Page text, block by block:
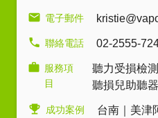
電子郵件
聯絡電話 02-2555-
服務項
目
聽力受損檢測
聽損兒助聽器
成功案例 台南｜美津